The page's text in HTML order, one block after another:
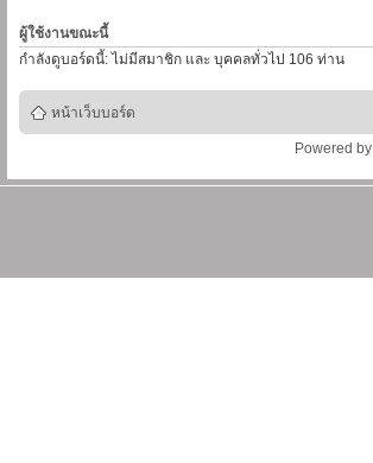
ผู้ใช้งานขณะนี้
กำลังดูบอร์ดนี้: ไม่มีสมาชิก และ บุคคลทั่วไป 106 ท่าน
หน้าเว็บบอร์ด
Powered by